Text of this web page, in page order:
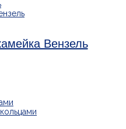
Вензель